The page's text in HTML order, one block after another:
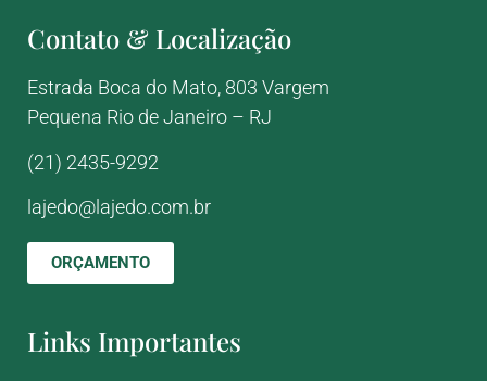
Contato & Localização
Estrada Boca do Mato, 803 Vargem
Pequena Rio de Janeiro – RJ
(21) 2435-9292
lajedo@lajedo.com.br
ORÇAMENTO
Links Importantes